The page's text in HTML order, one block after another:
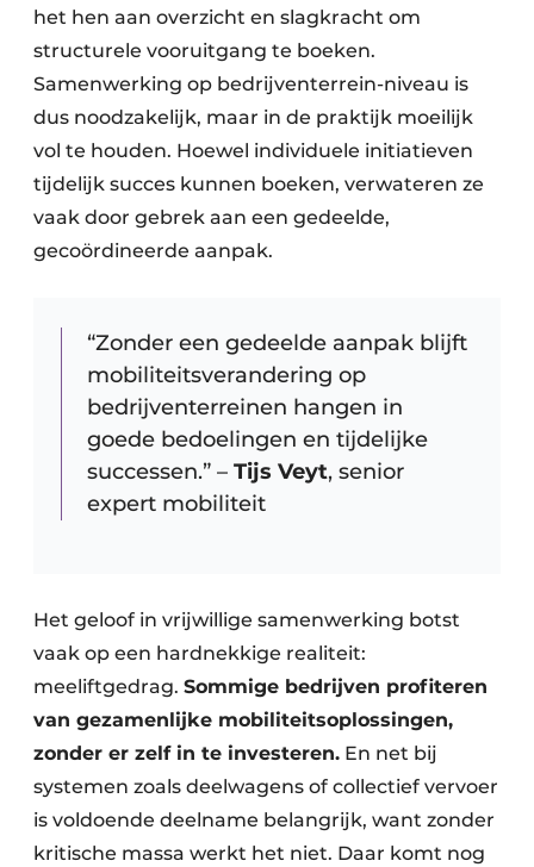
het hen aan overzicht en slagkracht om
structurele vooruitgang te boeken.
Samenwerking op bedrijventerrein-niveau is
dus noodzakelijk, maar in de praktijk moeilijk
vol te houden. Hoewel individuele initiatieven
tijdelijk succes kunnen boeken, verwateren ze
vaak door gebrek aan een gedeelde,
gecoördineerde aanpak.
“Zonder een gedeelde aanpak blijft
mobiliteitsverandering op
bedrijventerreinen hangen in
goede bedoelingen en tijdelijke
successen.” – Tijs Veyt, senior
expert mobiliteit
Het geloof in vrijwillige samenwerking botst
vaak op een hardnekkige realiteit:
meeliftgedrag. Sommige bedrijven profiteren
van gezamenlijke mobiliteitsoplossingen,
zonder er zelf in te investeren. En net bij
systemen zoals deelwagens of collectief vervoer
is voldoende deelname belangrijk, want zonder
kritische massa werkt het niet. Daar komt nog